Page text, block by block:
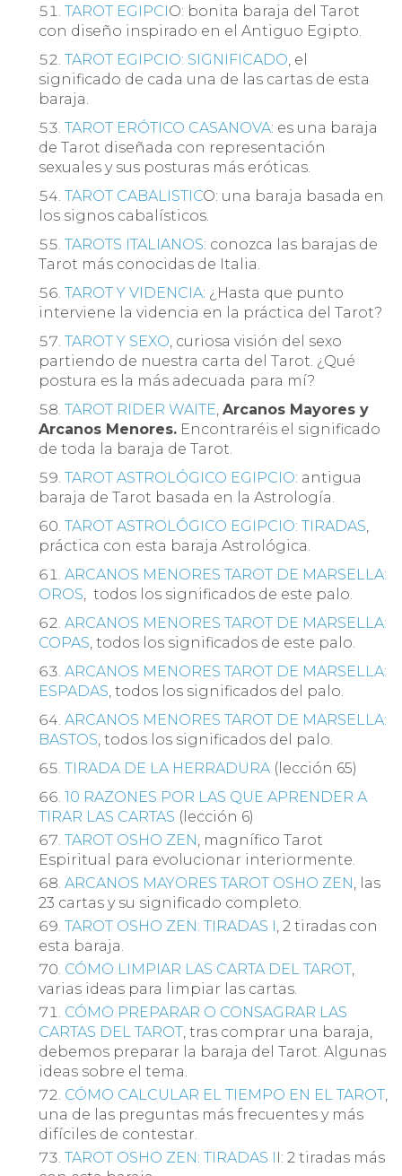
TAROT EGIPCIO: bonita baraja del Tarot
con diseño inspirado en el Antiguo Egipto.
TAROT EGIPCIO: SIGNIFICADO, el
significado de cada una de las cartas de esta
baraja.
TAROT ERÓTICO CASANOVA: es una baraja
de Tarot diseñada con representación
sexuales y sus posturas más eróticas.
TAROT CABALISTICO: una baraja basada en
los signos cabalísticos.
TAROTS ITALIANOS: conozca las barajas de
Tarot más conocidas de Italia.
TAROT Y VIDENCIA: ¿Hasta que punto
interviene la videncia en la práctica del Tarot?
TAROT Y SEXO, curiosa visión del sexo
partiendo de nuestra carta del Tarot. ¿Qué
postura es la más adecuada para mí?
TAROT RIDER WAITE,Arcanos Mayores y
Arcanos Menores. Encontraréis el significado
de toda la baraja de Tarot.
TAROT ASTROLÓGICO EGIPCIO: antigua
baraja de Tarot basada en la Astrología.
TAROT ASTROLÓGICO EGIPCIO: TIRADAS,
práctica con esta baraja Astrológica.
ARCANOS MENORES TAROT DE MARSELLA:
OROS, todos los significados de este palo.
ARCANOS MENORES TAROT DE MARSELLA:
COPAS, todos los significados de este palo.
ARCANOS MENORES TAROT DE MARSELLA:
ESPADAS, todos los significados del palo.
ARCANOS MENORES TAROT DE MARSELLA:
BASTOS, todos los significados del palo.
TIRADA DE LA HERRADURA (lección 65)
10 RAZONES POR LAS QUE APRENDER A
TIRAR LAS CARTAS (lección 6)
TAROT OSHO ZEN, magnífico Tarot
Espiritual para evolucionar interiormente.
ARCANOS MAYORES TAROT OSHO ZEN, las
23 cartas y su significado completo.
TAROT OSHO ZEN: TIRADAS I, 2 tiradas con
esta baraja.
CÓMO LIMPIAR LAS CARTA DEL TAROT,
varias ideas para limpiar las cartas.
CÓMO PREPARAR O CONSAGRAR LAS
CARTAS DEL TAROT, tras comprar una baraja,
debemos preparar la baraja del Tarot. Algunas
ideas sobre el tema.
CÓMO CALCULAR EL TIEMPO EN EL TAROT,
una de las preguntas más frecuentes y más
difíciles de contestar.
TAROT OSHO ZEN: TIRADAS I I: 2 tiradas más